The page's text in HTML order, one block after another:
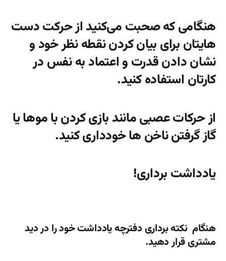
هنگامی که صحبت می‌‌کنید از حرکت دست
هایتان برای بیان کردن نقطه نظر خود و
نشان دادن قدرت و اعتماد به نفس در
کارتان استفاده کنید.
از حرکات عصبی مانند بازی کردن با موها یا
گاز گرفتن ناخن ها خودداری کنید.
یادداشت برداری!
هنگام نکته برداری دفترچه یادداشت خود را در دید
مشتری قرار دهید.